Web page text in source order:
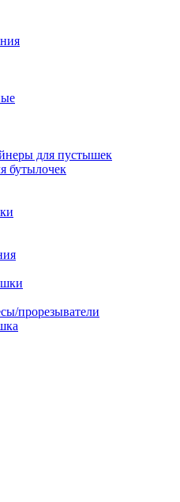
для пустышек
бутылочек
прорезыватели